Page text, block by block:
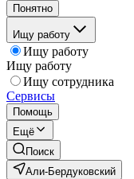
Понятно
Ищу работу
Ищу работу
Ищу работу
Ищу сотрудника
Сервисы
Помощь
Ещё
Поиск
Али-Бердуковский